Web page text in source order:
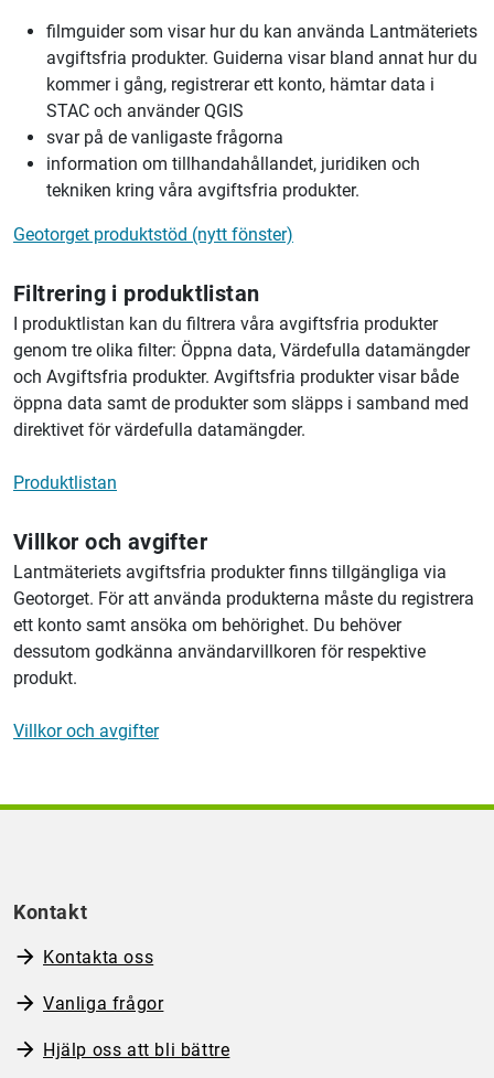
filmguider som visar hur du kan använda Lantmäteriets
avgiftsfria produkter. Guiderna visar bland annat hur du
kommer i gång, registrerar ett konto, hämtar data i
STAC och använder QGIS
svar på de vanligaste frågorna
information om tillhandahållandet, juridiken och
tekniken kring våra avgiftsfria produkter.
Geotorget produktstöd (nytt fönster)
Filtrering i produktlistan
I produktlistan kan du filtrera våra avgiftsfria produkter
genom tre olika filter: Öppna data, Värdefulla datamängder
och Avgiftsfria produkter. Avgiftsfria produkter visar både
öppna data samt de produkter som släpps i samband med
direktivet för värdefulla datamängder.
Produktlistan
Villkor och avgifter
Lantmäteriets avgiftsfria produkter finns tillgängliga via
Geotorget. För att använda produkterna måste du registrera
ett konto samt ansöka om behörighet. Du behöver
dessutom godkänna användarvillkoren för respektive
produkt.
Villkor och avgifter
Kontakt
Kontakta oss
Vanliga frågor
Hjälp oss att bli bättre